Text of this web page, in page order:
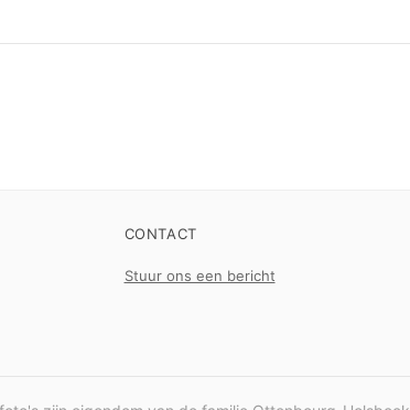
CONTACT
Stuur ons een bericht